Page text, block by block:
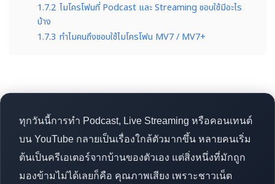
1.7.2 ไมโครโฟนที่ Podcast และ Streaming ชอบใช้มีอะไร
บ้าง
1.7.3 ทำไมคนถึงชอบใช้ไมโครโฟน MV7 / MV7+
ทุกวันนี้การทำ Podcast, Live Streaming หรือคอนเทนต์
บน YouTube กลายเป็นเรื่องใกล้ตัวมากขึ้น หลายคนเริ่ม
ต้นเป็นครีเอเตอร์จากบ้านของตัวเอง แต่สิ่งหนึ่งที่มักถูก
มองข้ามไม่ได้เลยก็คือ คุณภาพเสียง เพราะชาวเน็ต